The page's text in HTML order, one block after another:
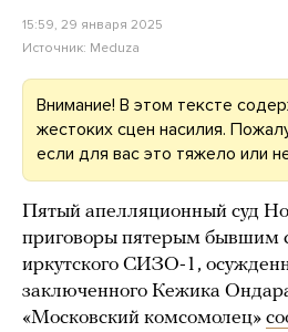
15:59, 29 января 2025
Источник: Meduza
Внимание! В этом тексте
жестоких сцен насилия.
если для вас это тяжело или
Пятый апелляционный суд
приговоры пятерым бывшим
иркутского СИЗО-1,
заключенного Кежика
«Московский комсомолец»